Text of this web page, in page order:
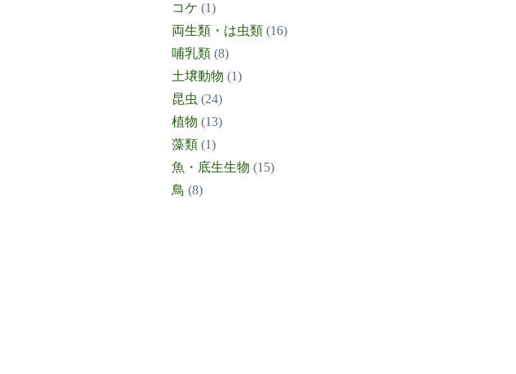
コケ (1)
両生類・は虫類(16)
哺乳類(8)
土壌動物 (1)
昆虫 (24)
植物 (13)
藻類(1)
魚・底生生物 (15)
鳥 (8)